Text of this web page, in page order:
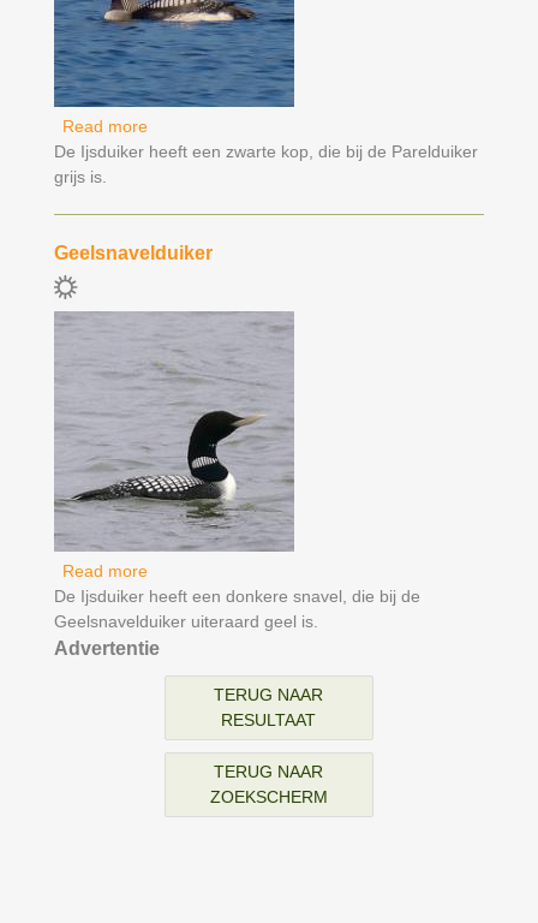
Read moreabout Parelduiker
De Ijsduiker heeft een zwarte kop, die bij de Parelduiker
grijs is.
Geelsnavelduiker
Read moreabout Geelsnavelduiker
De Ijsduiker heeft een donkere snavel, die bij de
Geelsnavelduiker uiteraard geel is.
Advertentie
TERUG NAAR
RESULTAAT
TERUG NAAR
ZOEKSCHERM